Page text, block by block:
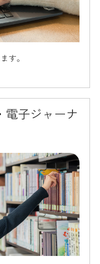
す。
電子ジャーナ